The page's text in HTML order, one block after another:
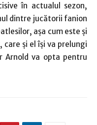
în actualul sezon,
dintre jucătorii fanion
aşa cum este şi
şi el îşi va prelungi
Arnold va opta pentru